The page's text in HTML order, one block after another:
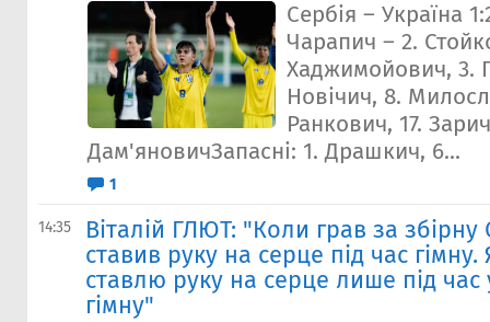
Сербія – Україна
Чарапич – 2.
Хаджимойович, 3.
Новічич, 8.
Ранкович, 17.
Дам'яновичЗапасні: 1. Драшкич, 6...
1
14:35
Віталій ГЛЮТ: "Коли грав за
ставив руку на серце під час гімну.
ставлю руку на серце лише під час
гімну"